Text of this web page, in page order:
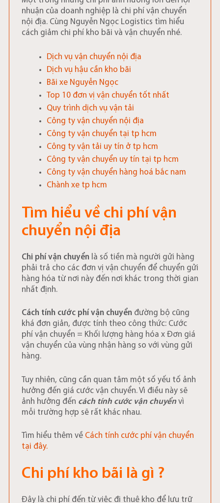
nhuận của doanh nghiệp là chi phí vận chuyển
nội địa. Cùng Nguyễn Ngọc Logistics tìm hiểu
cách giảm chi phí kho bãi và vận chuyển nhé.
Dịch vụ vận chuyển nội địa
Dịch vụ hậu cần kho bãi
Bãi xe Nguyễn Ngọc
Top 10 đơn vị vận chuyển tốt nhất
Quy trình dịch vụ vận tải
Công ty vận chuyển nội địa
Công ty vận chuyển tại tp hcm
Công ty vận tải uy tín ở tp hcm
Công ty vận chuyển uy tín tại tp hcm
Công ty vận chuyển hàng hoá bắc nam
Chành xe tp hcm
Tìm hiểu về chi phí vận
chuyển nội địa
Chi phí vận chuyểnlà số tiền mà người gửi hàng
phải trả cho các đơn vị vận chuyển để chuyển gửi
hàng hóa từ nơi này đến nơi khác trong thời gian
nhất định.
Cách tính cước phí vận chuyển đường bộ cũng
khá đơn giản, được tính theo công thức: Cước
phí vận chuyển = Khối lượng hàng hóa x Đơn giá
vận chuyển của vùng nhận hàng so với vùng gửi
hàng.
Tuy nhiên, cũng cần quan tâm một số yếu tố ảnh
hưởng đến giá cước vận chuyển. Vì điều này sẽ
ảnh hưởng đến cách tính cước vận chuyểnvì
mỗi trường hợp sẽ rất khác nhau.
Tìm hiểu thêm về Cách tính cước phí vận chuyển
tại đây.
Chi phí kho bãi là gì ?
Đây là chi phí đến từ việc đi thuê kho để lưu trữ